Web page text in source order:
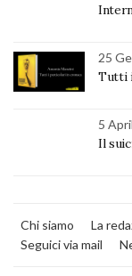
25
Tutti
5
Il
Chi siamo La
Seguici via mail